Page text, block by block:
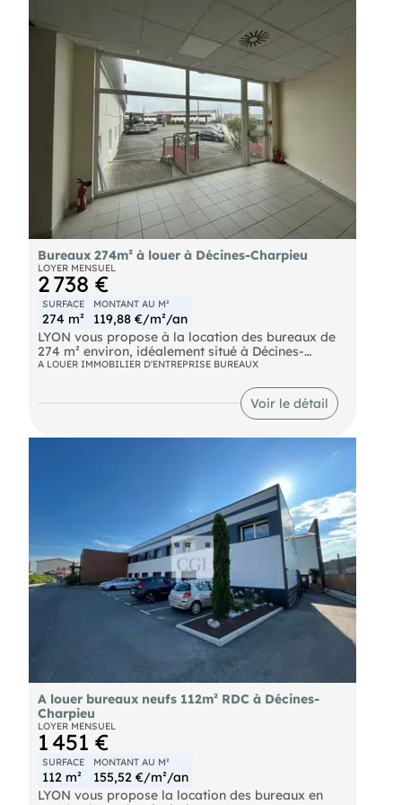
Bureaux 274m² à louer à Décines-Charpieu
LOYER MENSUEL
2 738 €
SURFACE
274 m²
MONTANT AU M²
119,88 €/m²/an
LYON vous propose à la location des bureaux de
274 m² environ, idéalement situé à Décines-
Charpieu dans un parc clos et sécurisé équipé d'un
comprennent une partie bureau et un showroom.
Opportunité rare pour toute entreprise cherchant
un espace polyvalent, sécurisé et stratégiquement
positionné
A LOUER IMMOBILIER D'ENTREPRISE BUREAUX
Voir le détail
A louer bureaux neufs 112m² RDC à Décines-
Charpieu
LOYER MENSUEL
1 451 €
SURFACE
112 m²
MONTANT AU M²
155,52 €/m²/an
LYON vous propose la location des bureaux en